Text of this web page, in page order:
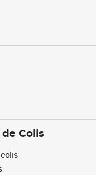
Colis